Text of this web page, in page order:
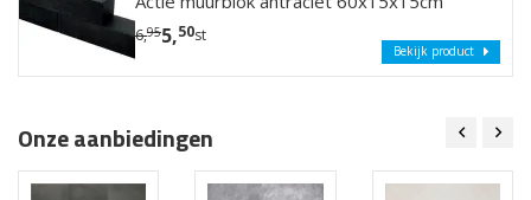
6,955,50st
Bekijk product
Onze aanbiedingen